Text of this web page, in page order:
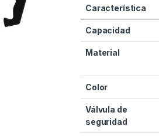
Característica
Capacidad
Material
Color
Válvula de
seguridad